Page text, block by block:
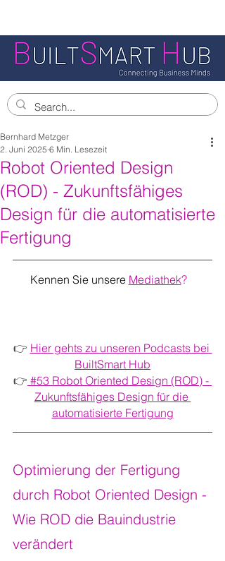
Robot Oriented Design
(ROD) - Zukunftsfähiges
Design für die automatisierte
Fertigung
Bernhard Metzger
2. Juni 2025 6 Min. Lesezeit
Kennen Sie unsere Mediathek?
👉 Hier gehts zu unseren Podcasts bei
BuiltSmart Hub
👉 #53 Robot Oriented Design (ROD) -
Zukunftsfähiges Design für die
automatisierte Fertigung
Optimierung der Fertigung
durch Robot Oriented Design -
Wie ROD die Bauindustrie
verändert